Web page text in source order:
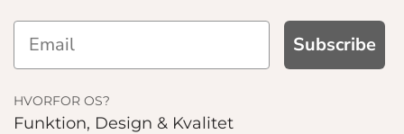
Subscribe
HVORFOR OS?
Funktion, Design & Kvalitet